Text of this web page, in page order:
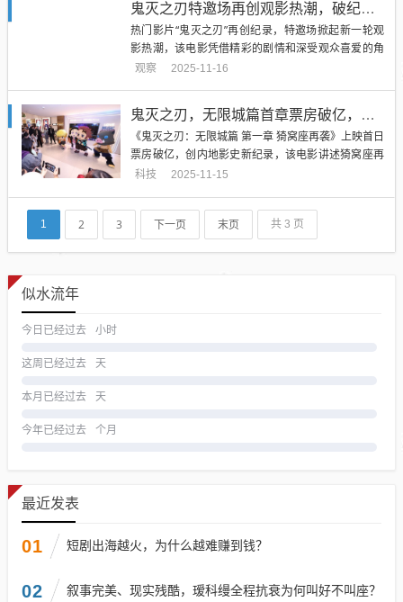
势和前景。...
鬼灭之刃特邀场再创观影热潮，破纪录热映不停歇
热门影片“鬼灭之刃”再创纪录，特邀场掀起新一轮观
影热潮，该电影凭借精彩的剧情和深受观众喜爱的角
色，吸引了大量观众前来观看，成为当下最受欢迎的
观察 2025-11-16
鬼灭之刃，无限城篇首章票房破亿，刷新内地影史纪录，猗窝座再袭引爆观影热潮
《鬼灭之刃：无限城篇 第一章 猗窝座再袭》上映首日
票房破亿，创内地影史新纪录，该电影讲述猗窝座再
次袭击的故事，备受观众期待，简洁明了的文字，让
科技 2025-11-15
1 2 3 下一页 末页 共 3 页
似水流年
今日已经过去 小时
这周已经过去 天
本月已经过去 天
今年已经过去 个月
最近发表
01 短剧出海越火，为什么越难赚到钱？
02 叙事完美、现实残酷，瑷科缦全程抗衰为何叫好不叫座？